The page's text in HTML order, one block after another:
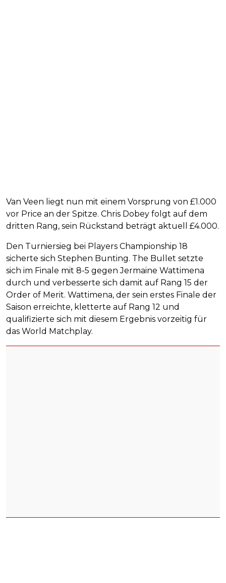
Van Veen liegt nun mit einem Vorsprung von £1.000
vor Price an der Spitze. Chris Dobey folgt auf dem
dritten Rang, sein Rückstand beträgt aktuell £4.000.
Den Turniersieg bei Players Championship 18
sicherte sich Stephen Bunting. The Bullet setzte
sich im Finale mit 8-5 gegen Jermaine Wattimena
durch und verbesserte sich damit auf Rang 15 der
Order of Merit. Wattimena, der sein erstes Finale der
Saison erreichte, kletterte auf Rang 12 und
qualifizierte sich mit diesem Ergebnis vorzeitig für
das World Matchplay.